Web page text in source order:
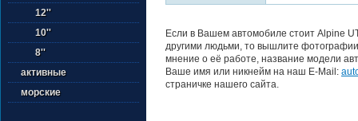
12''
10''
8''
активные
морские
Если в Вашем автомобиле стоит Alpine
другими людьми, то вышлите
мнение о её работе, название модели
Ваше имя или никнейм на наш E-Mail:
страничке нашего сайта.